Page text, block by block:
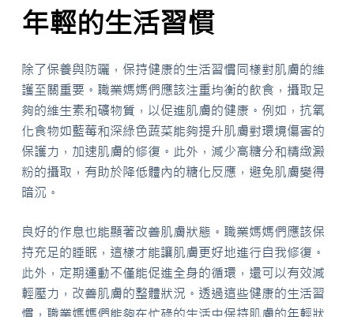
年輕的生活習慣
除了保養與防曬，保持健康的生活習慣同樣對肌膚的維
護至關重要。職業媽媽們應該注重均衡的飲食，攝取足
夠的維生素和礦物質，以促進肌膚的健康。例如，抗氧
化食物如藍莓和深綠色蔬菜能夠提升肌膚對環境傷害的
保護力，加速肌膚的修復。此外，減少高糖分和精緻澱
粉的攝取，有助於降低體內的糖化反應，避免肌膚變得
暗沉。
良好的作息也能顯著改善肌膚狀態。職業媽媽們應該保
持充足的睡眠，這樣才能讓肌膚更好地進行自我修復。
此外，定期運動不僅能促進全身的循環，還可以有效減
輕壓力，改善肌膚的整體狀況。透過這些健康的生活習